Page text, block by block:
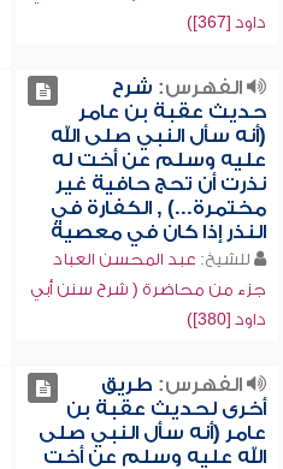
داود [367])
الفهرس: شرح
حديث عقبة بن عامر
(أنه سأل النبي صلى الله
عليه وسلم عن أخت له
نذرت أن تحج حافية غير
مختمرة...) , الكفارة في
النذر إذا كان في معصية
للشيخ: عبد المحسن العباد
جزء من محاضرة ( شرح سنن أبي
داود [380])
الفهرس: طريق
أخرى لحديث عقبة بن
عامر (أنه سأل النبي صلى
الله عليه وسلم عن أخت